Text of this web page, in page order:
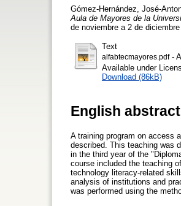
Gómez-Hernández, José-
Aula de Mayores de la
de noviembre a 2 de
Text
alfabtecmayores.pdf-
Available under
Download (86kB)
English abstract
A training program on access
described. This teaching was
in the third year of the
course included the teaching
technology literacy-related
analysis of institutions and
was performed using the